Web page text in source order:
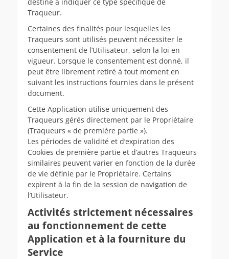
Traqueur.
Certaines des finalités pour lesquelles les
Traqueurs sont utilisés peuvent nécessiter le
consentement de l’Utilisateur, selon la loi en
vigueur. Lorsque le consentement est donné, il
peut être librement retiré à tout moment en
suivant les instructions fournies dans le présent
document.
Cette Application utilise uniquement des
Traqueurs gérés directement par le Propriétaire
(Traqueurs « de première partie »).
Les périodes de validité et d’expiration des
Cookies de première partie et d’autres Traqueurs
similaires peuvent varier en fonction de la durée
de vie définie par le Propriétaire. Certains
expirent à la fin de la session de navigation de
l’Utilisateur.
Activités strictement nécessaires
au fonctionnement de cette
Application et à la fourniture du
Service